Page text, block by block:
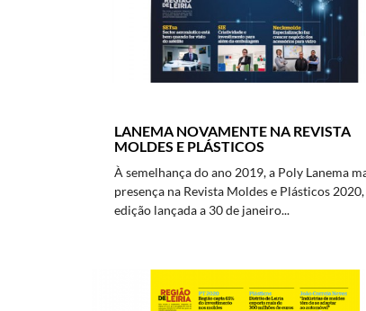
LANEMA NOVAMENTE NA REVISTA
MOLDES E PLÁSTICOS
À semelhança do ano 2019, a Poly Lanema
presença na Revista Moldes e Plásticos 2020,
edição lançada a 30 de janeiro...